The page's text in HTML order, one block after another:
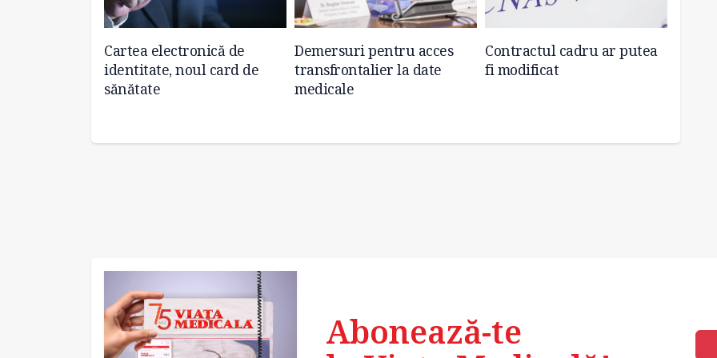
Cartea electronică de
identitate, noul card de
sănătate
Demersuri pentru acces
transfrontalier la date
medicale
Contractul cadru ar putea
fi modificat
Abonează-te